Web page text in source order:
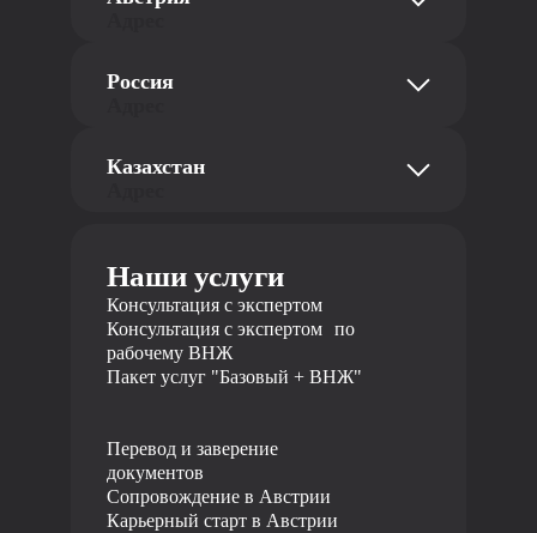
1180 Вена, Австрия
+43 681 10116726
Россия
этаж
+7 495 19 19 317
Казахстан
050040 Алматы, Республика Казахстан
Телефон
+7 727 310 14 79
Наши услуги
Консультация с экспертом
Консультация с экспертом по
рабочему ВНЖ
Пакет услуг "Базовый + ВНЖ"
Перевод и заверение
документов
Сопровождение в Австрии
Карьерный старт в Австрии